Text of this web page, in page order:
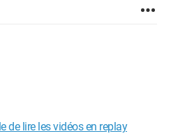
de lire les vidéos en replay